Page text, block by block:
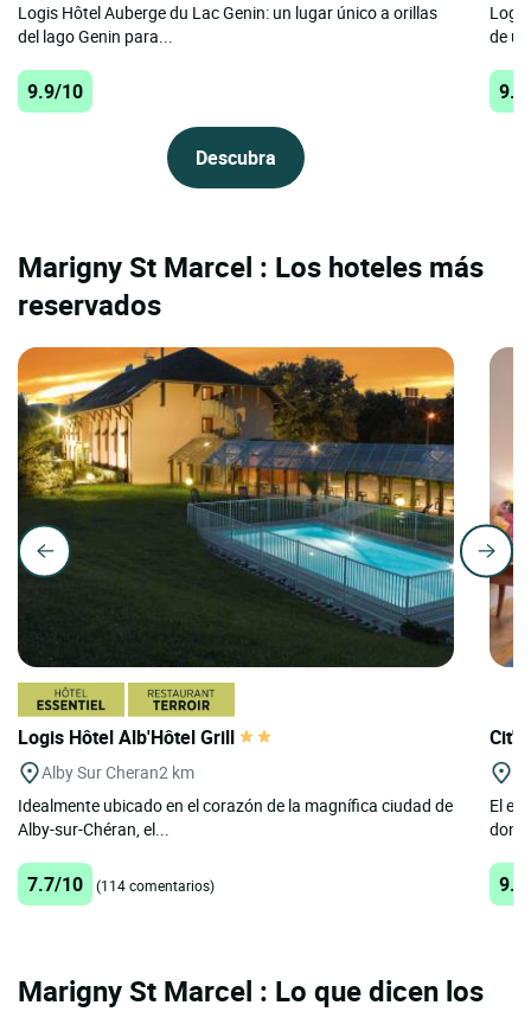
Logis Hôtel Auberge du Lac Genin: un lugar único a orillas
del lago Genin para...
9.9/10
Descubra
de
Marigny St Marcel : Los hoteles más
reservados
Logis Hôtel Alb'Hôtel Grill
Alby Sur Cheran2 km
Idealmente ubicado en el corazón de la magnífica ciudad de
Alby-sur-Chéran, el...
7.7/10 (114 comentarios)
El
Marigny St Marcel : Lo que dicen los